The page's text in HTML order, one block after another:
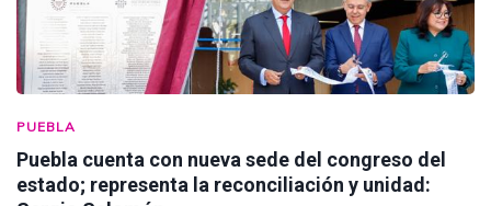
PUEBLA
Puebla cuenta con nueva sede del congreso del
estado; representa la reconciliación y unidad: